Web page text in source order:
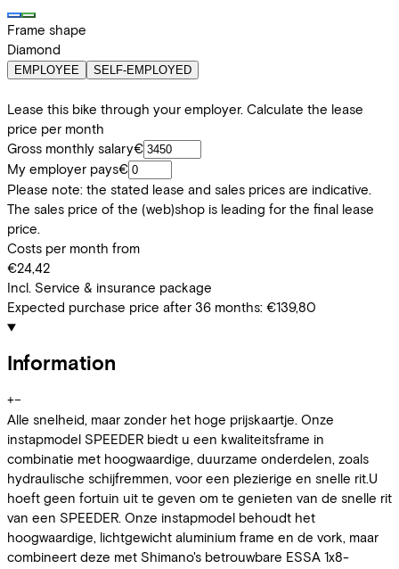
Frame shape
Diamond
EMPLOYEE SELF-EMPLOYED
Lease this bike through your employer. Calculate the lease
price per month
Gross monthly salary€
My employer pays€
Please note: the stated lease and sales prices are indicative.
The sales price of the (web)shop is leading for the final lease
price.
Costs per month from
€24,42
Incl. Service & insurance package
Expected purchase price after 36 months: €139,80
Information
+−
Alle snelheid, maar zonder het hoge prijskaartje. Onze
instapmodel SPEEDER biedt u een kwaliteitsframe in
combinatie met hoogwaardige, duurzame onderdelen, zoals
hydraulische schijfremmen, voor een plezierige en snelle rit.U
hoeft geen fortuin uit te geven om te genieten van de snelle rit
van een SPEEDER. Onze instapmodel behoudt het
hoogwaardige, lichtgewicht aluminium frame en de vork, maar
combineert deze met Shimano's betrouwbare ESSA 1x8-